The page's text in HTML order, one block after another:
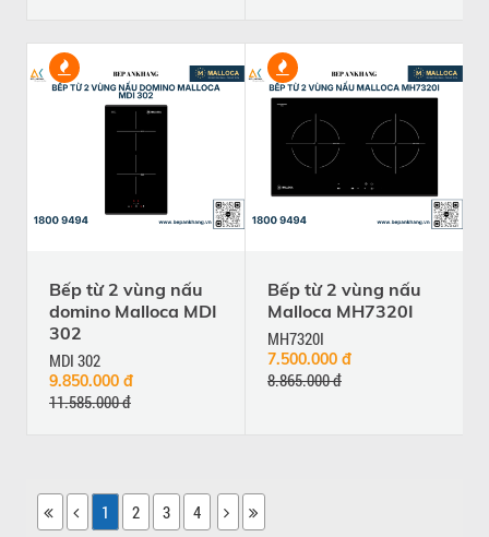
Bếp từ 2 vùng nấu
domino Malloca MDI
302
MDI 302
9.850.000 đ
11.585.000 đ
Bếp từ 2 vùng nấu
Malloca MH7320I
MH7320I
7.500.000 đ
8.865.000 đ
1 2 3 4